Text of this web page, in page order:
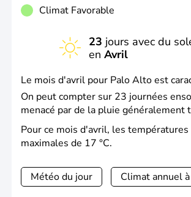
Climat Favorable
23 jours avec du
en Avril
Le mois d'avril pour Palo Alto est
On peut compter sur 23 journées
menacé par de la pluie généralement
Pour ce mois d'avril, les
maximales de 17 °C.
Météo du jour Climat annuel